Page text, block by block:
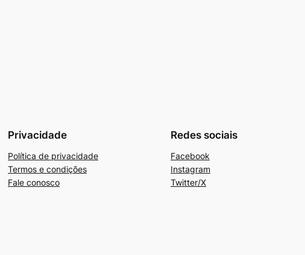
Privacidade
Política de privacidade
Termos e condições
Fale conosco
Redes sociais
Facebook
Instagram
Twitter/X